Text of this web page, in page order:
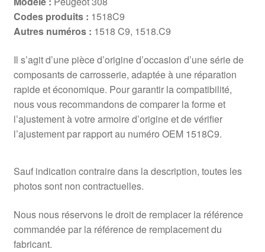
Codes produits : 1518C9
Autres numéros : 1518 C9, 1518.C9
Il s’agit d’une pièce d’origine d’occasion d’une série de
composants de carrosserie, adaptée à une réparation
rapide et économique. Pour garantir la compatibilité,
nous vous recommandons de comparer la forme et
l’ajustement à votre armoire d’origine et de vérifier
l’ajustement par rapport au numéro OEM 1518C9.
Sauf indication contraire dans la description, toutes les
photos sont non contractuelles.
Nous nous réservons le droit de remplacer la référence
commandée par la référence de remplacement du
fabricant.